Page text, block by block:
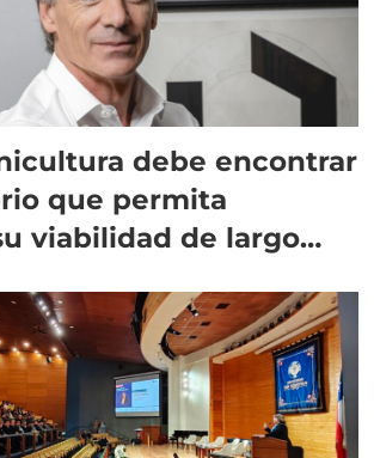
debe encontrar
que permita
viabilidad de largo